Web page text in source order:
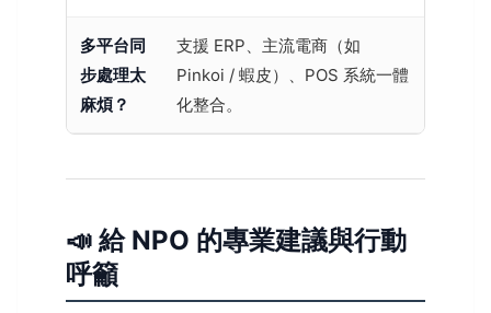
多平台同
步處理太
麻煩？
支援 ERP、主流電商（如
Pinkoi / 蝦皮）、POS 系統一體
化整合。
📣 給 NPO 的專業建議與行動
呼籲